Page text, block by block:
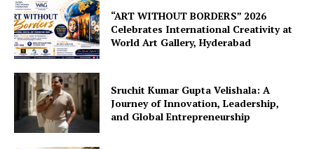
“ART WITHOUT BORDERS” 2026
Celebrates International Creativity at
World Art Gallery, Hyderabad
Sruchit Kumar Gupta Velishala: A
Journey of Innovation, Leadership,
and Global Entrepreneurship